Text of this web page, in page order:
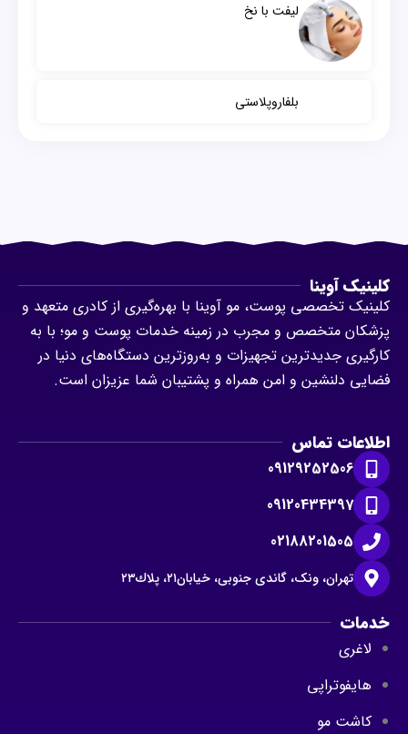
لیفت با نخ
بلفاروپلاستی
کلینیک آوینا
کلینیک تخصصی پوست، مو آوینا با بهره‌گیری از کادری متعهد و
پزشکان متخصص و مجرب در زمینه خدمات پوست و مو؛ با به
کارگیری جدیدترین تجهیزات و به‌روزترین دستگاه‌های دنیا در
فضایی دلنشین و امن همراه و پشتیبان شما عزیزان است.
اطلاعات تماس
09129252506
09120434397
02188201505
تهران، ونک، گاندى جنوبى، خيابان٢١، پلاك٢٣
خدمات
لاغری
هایفوتراپی
کاشت مو